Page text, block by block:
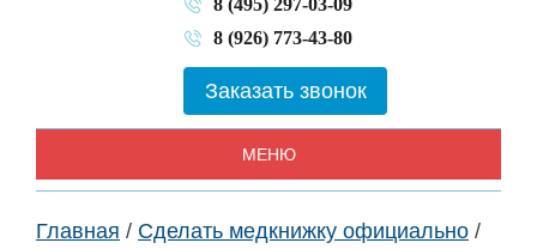
8 (926) 773-43-80
Заказать звонок
МЕНЮ
Главная / Сделать медкнижку официально /